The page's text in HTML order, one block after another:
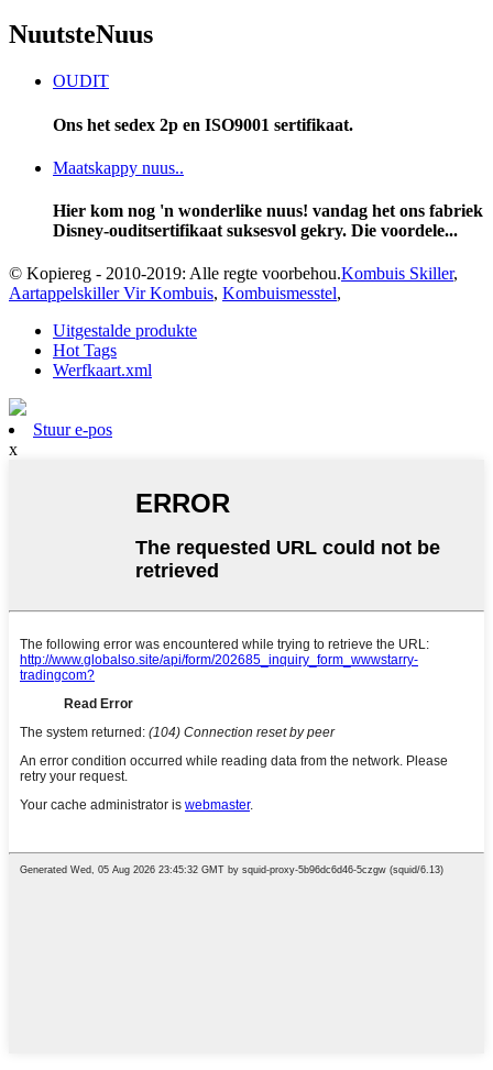
NuutsteNuus
OUDIT
Ons het sedex 2p en ISO9001 sertifikaat.
Maatskappy nuus..
Hier kom nog 'n wonderlike nuus! vandag het ons fabriek
Disney-ouditsertifikaat suksesvol gekry. Die voordele...
© Kopiereg - 2010-2019: Alle regte voorbehou.Kombuis Skiller,
Aartappelskiller Vir Kombuis, Kombuismesstel,
Uitgestalde produkte
Hot Tags
Werfkaart.xml
Stuur e-pos
x